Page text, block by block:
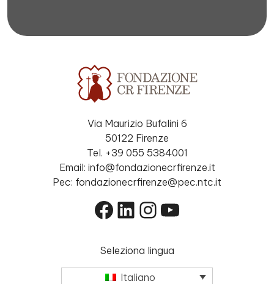
Via Maurizio Bufalini 6
50122 Firenze
Tel. +39 055 5384001
Email: info@fondazionecrfirenze.it
Pec: fondazionecrfirenze@pec.ntc.it
Facebook
LinkedIn
Instagram
YouTube
Seleziona lingua
Italiano